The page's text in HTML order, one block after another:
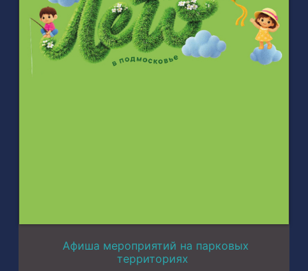
Афиша мероприятий на парковых
территориях